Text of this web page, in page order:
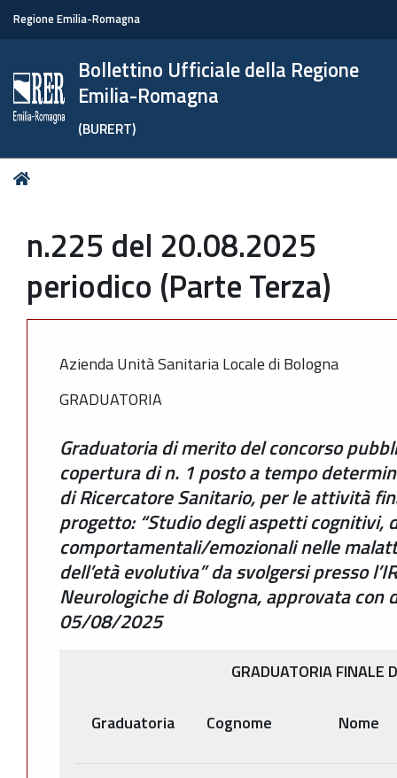
Regione Emilia-Romagna
Bollettino Ufficiale della Regione
Emilia-Romagna
(BURERT)
Tu
n.225 del 20.08.2025
periodico (Parte Terza)
Azienda Unità Sanitaria Locale di Bologna
GRADUATORIA
Graduatoria di merito del concorso
copertura di n. 1 posto a tempo
di Ricercatore Sanitario, per le attività
progetto: “Studio degli aspetti cognitivi,
comportamentali/emozionali nelle
dell’età evolutiva” da svolgersi presso
Neurologiche di Bologna, approvata con
05/08/2025
GRADUATORIA FINALE
Graduatoria Cognome Nome